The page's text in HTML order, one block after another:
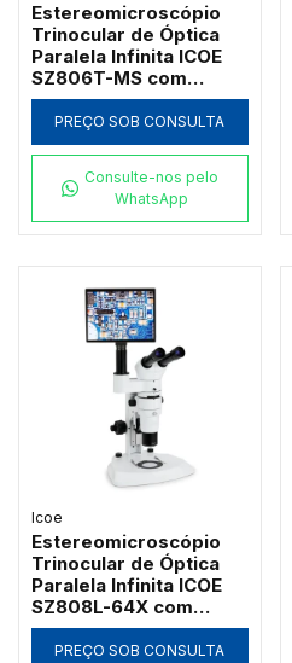
Estereomicroscópio
Trinocular de Óptica
Paralela Infinita ICOE
SZ806T-MS com
Platina Mecânica Móvel
Dupla e Foco Baixo
PREÇO SOB CONSULTA
Consulte-nos pelo
WhatsApp
Icoe
Estereomicroscópio
Trinocular de Óptica
Paralela Infinita ICOE
SZ808L-64X com
Tablet Integrado e
Zoom até 64x
PREÇO SOB CONSULTA